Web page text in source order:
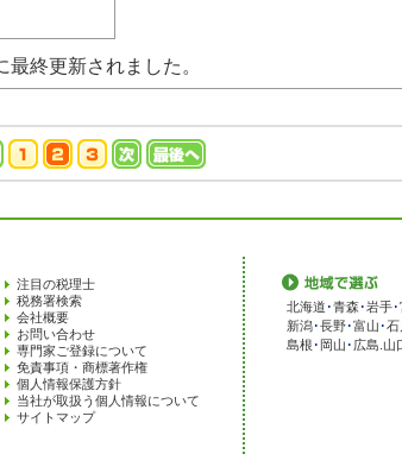
終更新されました。
注目の税理士
税務署検索
会社概要
お問い合わせ
専門家ご登録について
免責事項・商標著作権
個人情報保護方針
当社が取扱う個人情報について
サイトマップ
北海道 ･青森･岩手･
新潟･長野･富山 ･石
島根 ･ 岡山 ･ 広島 山